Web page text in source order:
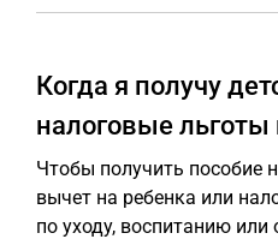
Когда я получу
налоговые льготы
Чтобы получить пособие
вычет на ребенка или
по уходу, воспитанию